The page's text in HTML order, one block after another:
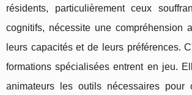
résidents, particulièrement ceux
cognitifs, nécessite une compréhension
leurs capacités et de leurs préférences.
formations spécialisées entrent en jeu.
animateurs les outils nécessaires pour